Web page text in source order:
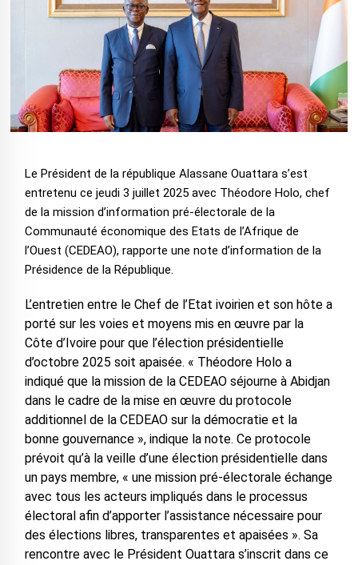
Le Président de la république Alassane Ouattara s’est
entretenu ce jeudi 3 juillet 2025 avec Théodore Holo, chef
de la mission d’information pré-électorale de la
Communauté économique des Etats de l’Afrique de
l’Ouest (CEDEAO), rapporte une note d’information de la
Présidence de la République.
L’entretien entre le Chef de l’Etat ivoirien et son hôte a
porté sur les voies et moyens mis en œuvre par la
Côte d’Ivoire pour que l’élection présidentielle
d’octobre 2025 soit apaisée. « Théodore Holo a
indiqué que la mission de la CEDEAO séjourne à Abidjan
dans le cadre de la mise en œuvre du protocole
additionnel de la CEDEAO sur la démocratie et la
bonne gouvernance », indique la note. Ce protocole
prévoit qu’à la veille d’une élection présidentielle dans
un pays membre, « une mission pré-électorale échange
avec tous les acteurs impliqués dans le processus
électoral afin d’apporter l’assistance nécessaire pour
des élections libres, transparentes et apaisées ». Sa
rencontre avec le Président Ouattara s’inscrit dans ce